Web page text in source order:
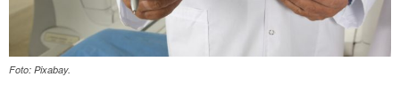
Foto: Pixabay.